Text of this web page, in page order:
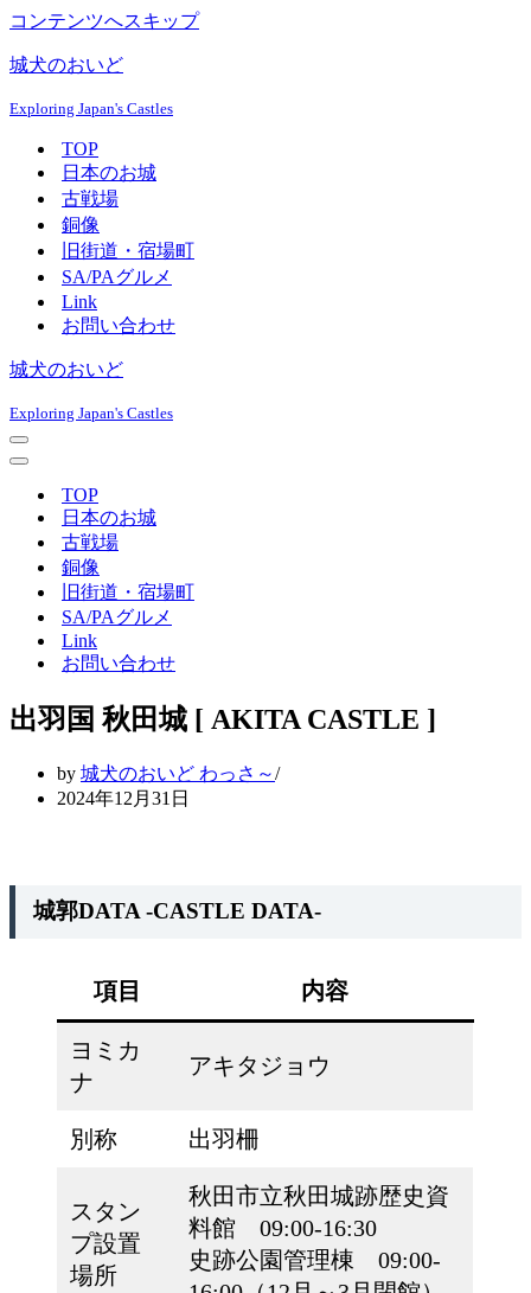
コンテンツへスキップ
城犬のおいど
Exploring Japan's Castles
TOP
日本のお城
古戦場
銅像
旧街道・宿場町
SA/PAグルメ
Link
お問い合わせ
城犬のおいど
Exploring Japan's Castles
ナ
ビ
ナ
TOP
日本のお城
古戦場
銅像
旧街道・宿場町
SA/PAグルメ
Link
お問い合わせ
出羽国 秋田城 [ AKITA CASTLE ]
by 城犬のおいど わっさ～
2024年12月31日
城郭DATA -CASTLE DATA-
項目 内容
ヨミカ
ナ
アキタジョウ
別称 出羽柵
スタン
プ設置
場所
秋田市立秋田城跡歴史資
料館 09:00-16:30
史跡公園管理棟 09:00-